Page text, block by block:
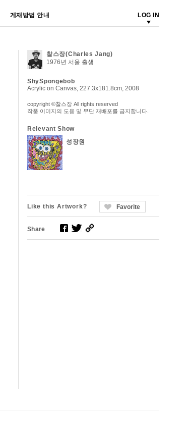
게재방법 안내 LOG IN
찰스장(Charles Jang)
1976년 서울 출생
ShySpongebob
Acrylic on Canvas, 227.3x181.8cm, 2008
copyright ©찰스장 All rights reserved
작품 이미지의 도용 및 무단 재배포를 금지합니다.
Relevant Show
성장원
Like this Artwork? Favorite
Share